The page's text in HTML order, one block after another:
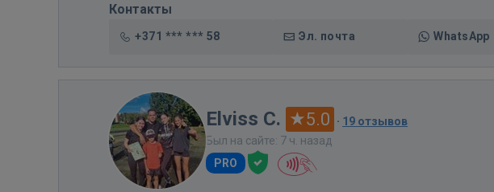
Контакты
+371 *** *** 58 Эл. почта WhatsApp
Elviss C. 5.0 · 19 отзывов
Был на сайте: 7 ч. назад
PRO